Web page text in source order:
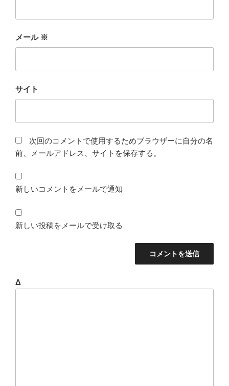
メール ※
サイト
次回のコメントで使用するためブラウザーに自分の名
前、メールアドレス、サイトを保存する。
新しいコメントをメールで通知
新しい投稿をメールで受け取る
Δ